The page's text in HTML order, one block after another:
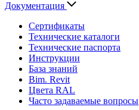
Документация
Сертификаты
Технические каталоги
Технические паспорта
Инструкции
База знаний
Bim. Revit
Цвета RAL
Часто задаваемые вопросы